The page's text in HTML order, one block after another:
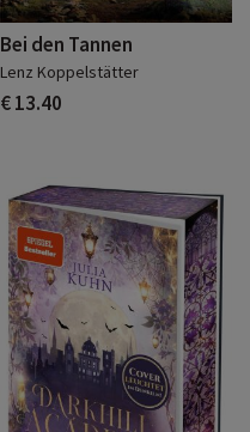
Bei den Tannen
Lenz Koppelstätter
€ 13.40